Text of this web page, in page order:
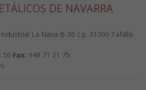
DE NAVARRA
La Nava B-30 c.p. 31300 Tafalla
50 Fax: 948 71 21 75